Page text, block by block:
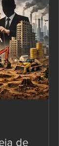
fallecidos —
668 en
unos
masivos
de